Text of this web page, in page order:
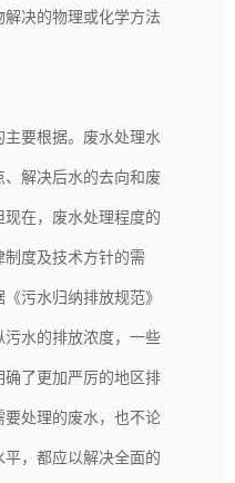
决的物理或化学方法
主要根据。废水处理水
解决后水的去向和废
在，废水处理程度的
度及技术方针的需
污水归纳排放规范》
水的排放浓度，一些
了更加严厉的地区排
处理的废水，也不论
，都应以解决全面的